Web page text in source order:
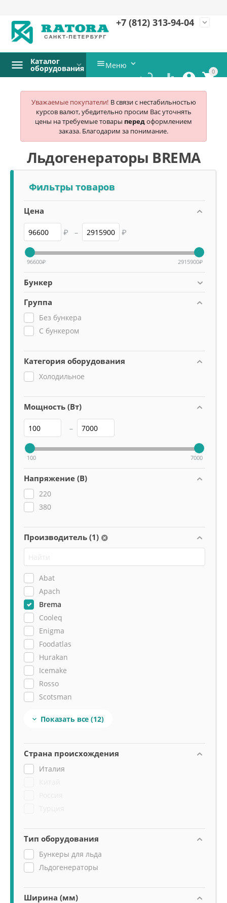
+7 (812) 313-94-04 expand_more
0


 
Каталог
оборудования Меню 
Уважаемые покупатели! В связи с нестабильностью
курсов валют, убедительно просим Вас уточнять
цены на требуемые товары передоформлением
заказа. Благодарим за понимание.
Льдогенераторы BREMA
Фильтры товаров
Цена
₽ – ₽
96600₽ 2915900₽
Бункер
Группа
Без бункера
С бункером
Категория оборудования
Холодильное
Мощность (Вт)
–
100 7000
Напряжение (В)
220
380
Производитель (1)
Abat
Apach
Brema
Cooleq
Enigma
Foodatlas
Hurakan
Icemake
Rosso
Scotsman
Viatto
 Показать все (12)
Страна происхождения
Италия
Тип оборудования
Бункеры для льда
Льдогенераторы
Ширина (мм)